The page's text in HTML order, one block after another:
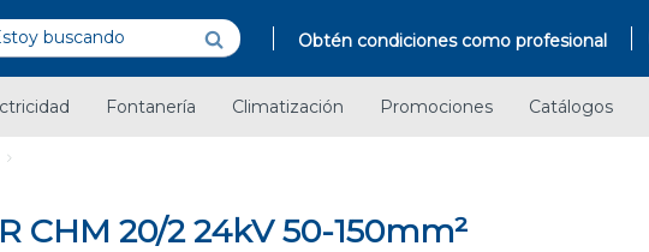
Obtén condiciones como profesional
Fontanería Climatización Promociones Catálogos
CHM 20/2 24kV 50-150mm²